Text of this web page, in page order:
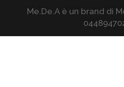
Me.De.A è un brand di